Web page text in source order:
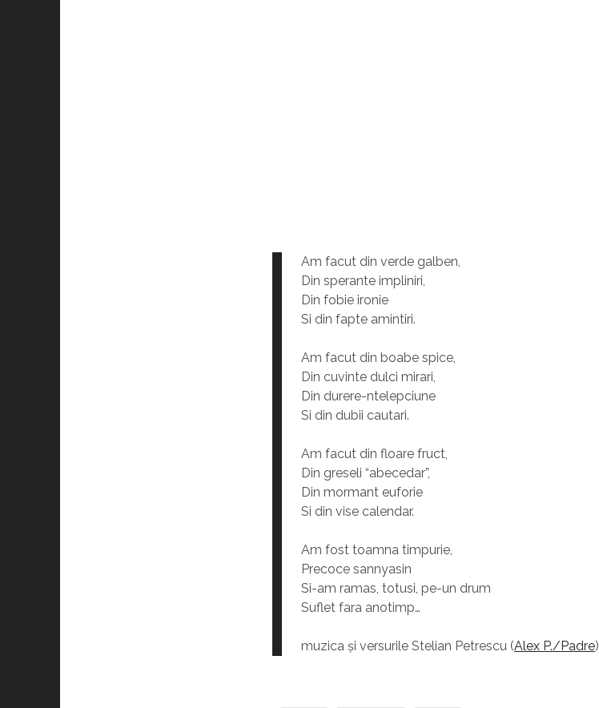
Am facut din verde galben,
Din sperante impliniri,
Din fobie ironie
Si din fapte amintiri.
Am facut din boabe spice,
Din cuvinte dulci mirari,
Din durere-ntelepciune
Si din dubii cautari.
Am facut din floare fruct,
Din greseli “abecedar”,
Din mormant euforie
Si din vise calendar.
Am fost toamna timpurie,
Precoce sannyasin
Si-am ramas, totusi, pe-un drum
Suflet fara anotimp…
muzica și versurile Stelian Petrescu (Alex P./Padre)